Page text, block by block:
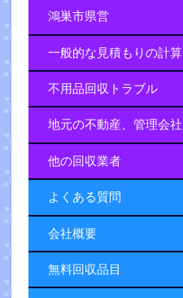
鴻巣市県営
一般的な見積もりの計算
不用品回収トラブル
地元の不動産、管理会社
他の回収業者
よくある質問
会社概要
無料回収品目